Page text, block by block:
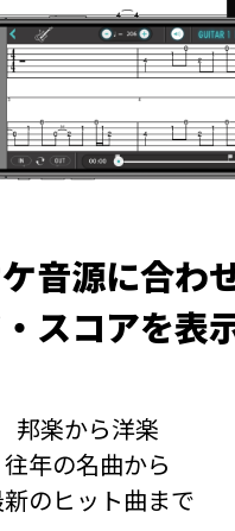
音源に合わ
スコアを表
邦楽から洋楽
往年の名曲から
のヒット曲まで